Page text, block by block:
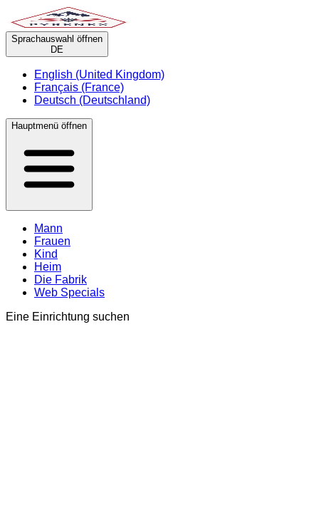
Sprachauswahl öffnen
DE
English (United Kingdom)
Français (France)
Deutsch (Deutschland)
Hauptmenü öffnen
Mann
Frauen
Kind
Heim
Die Fabrik
Web Specials
Eine Einrichtung suchen